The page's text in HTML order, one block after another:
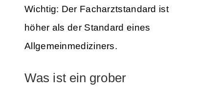
Wichtig: Der Facharztstandard ist
höher als der Standard eines
Allgemeinmediziners.
Was ist ein grober